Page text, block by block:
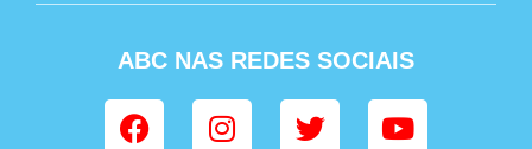
ABC NAS REDES SOCIAIS